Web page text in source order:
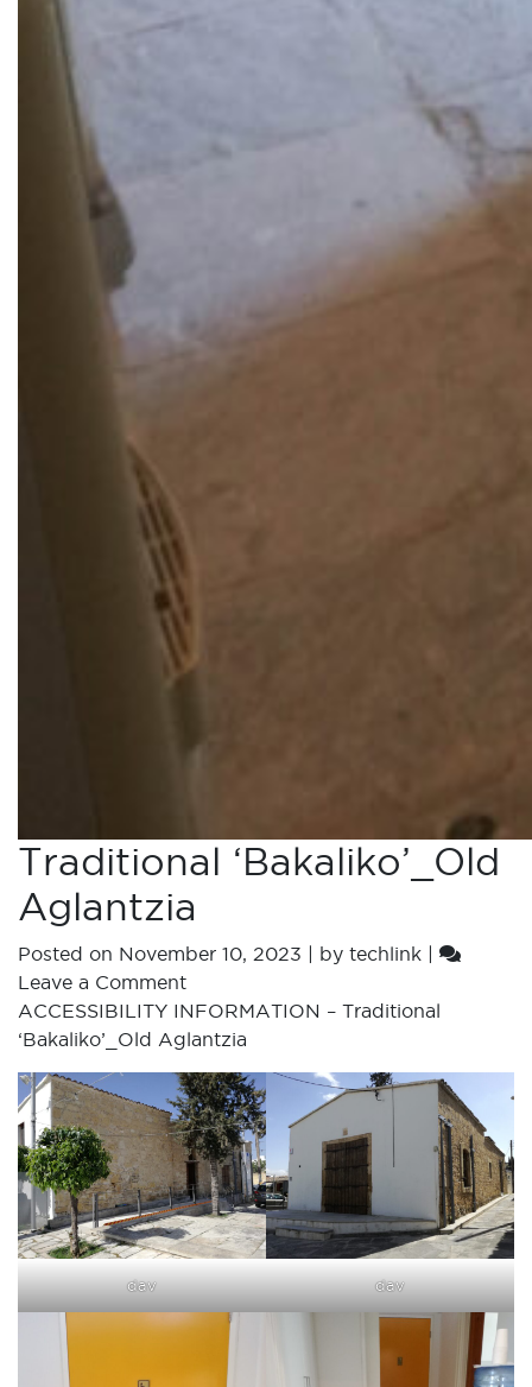
Traditional ‘Bakaliko’_Old
Aglantzia
Posted on November 10, 2023 | by techlink |
Leave a Comment
ACCESSIBILITY INFORMATION – Traditional
‘Bakaliko’_Old Aglantzia
dav dav